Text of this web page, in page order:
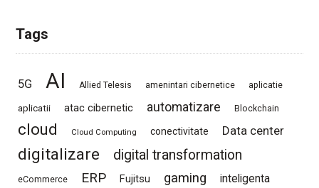
Tags
5G AI Allied Telesis amenintari cibernetice aplicatie
aplicatii atac cibernetic automatizare Blockchain
cloud Cloud Computing conectivitate Data center
digitalizare digital transformation
eCommerce ERP Fujitsu gaming
inteligenta